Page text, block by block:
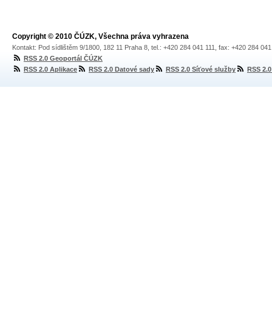
Copyright © 2010 ČÚZK, Všechna práva vyhrazena
Kontakt: Pod sídlištěm 9/1800, 182 11 Praha 8, tel.: +420 284 041 111, fax: +420 284
RSS 2.0 Geoportál ČÚZK
RSS 2.0 Aplikace
RSS 2.0 Datové sady RSS 2.0 Síťové služby RSS